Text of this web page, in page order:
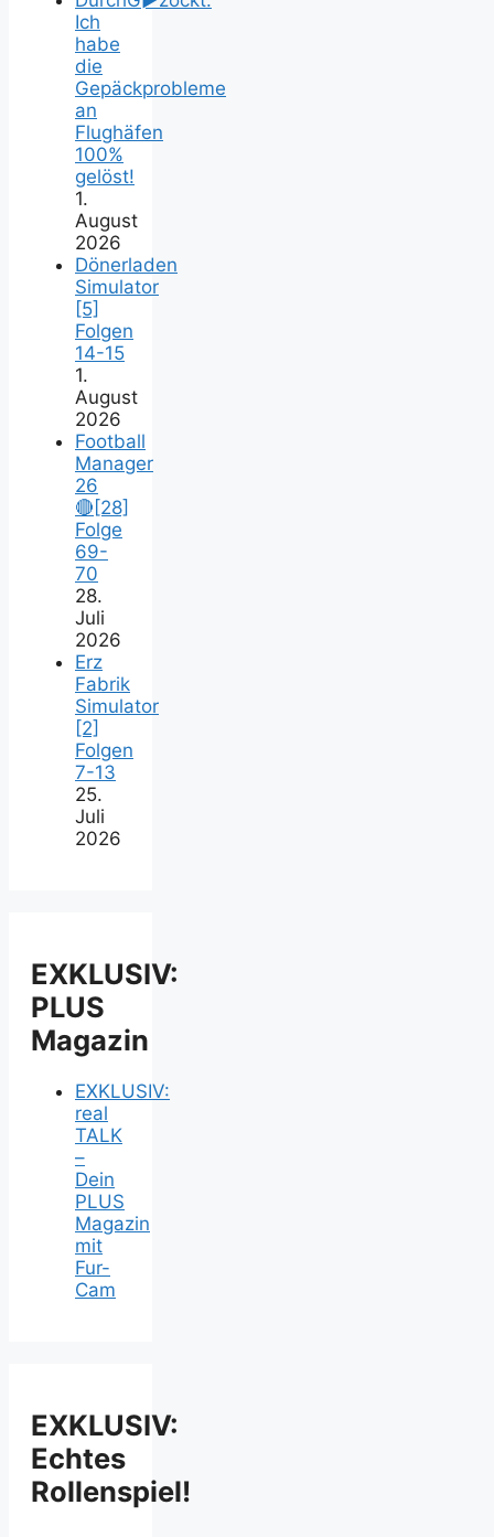
Ich
habe
die
Gepäckprobleme
an
Flughäfen
100%
gelöst!
1.
August
2026
Dönerladen
Simulator
[5]
Folgen
14-15
1.
August
2026
Football
Manager
26
🔴[28]
Folge
69-
70
28.
Juli
2026
Erz
Fabrik
Simulator
[2]
Folgen
7-13
25.
Juli
2026
EXKLUSIV:
PLUS
Magazin
EXKLUSIV:
real
TALK
–
Dein
PLUS
Magazin
mit
Fur-
Cam
EXKLUSIV:
Echtes
Rollenspiel!